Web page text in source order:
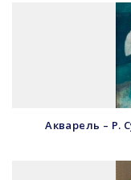
Акварель – Р.